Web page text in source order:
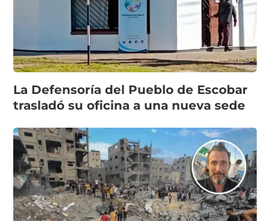
La Defensoría del Pueblo de Escobar
trasladó su oficina a una nueva sede